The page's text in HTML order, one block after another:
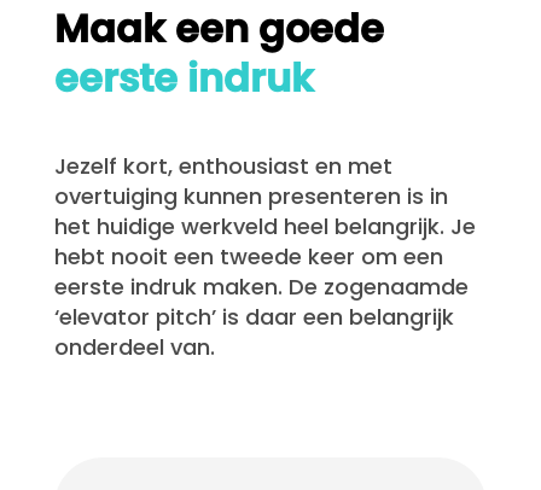
Maak een goede
eerste indruk
Jezelf kort, enthousiast en met
overtuiging kunnen presenteren is in
het huidige werkveld heel belangrijk. Je
hebt nooit een tweede keer om een
eerste indruk maken. De zogenaamde
‘elevator pitch’ is daar een belangrijk
onderdeel van.